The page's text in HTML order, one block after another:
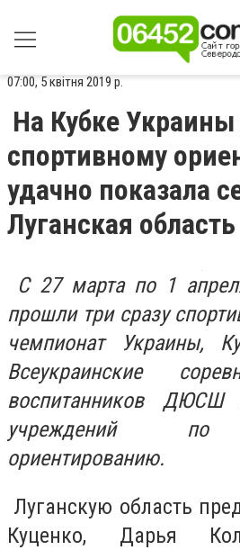
07:00, 5 квітня 2019 р.
На Кубке
спортивному
удачно показала
Луганская область
С 27 марта по 1
прошли три сразу
чемпионат Украины,
Всеукраинские
воспитанников ДЮСШ
учреждений по
ориентированию.
Луганскую область
Куценко, Дарья